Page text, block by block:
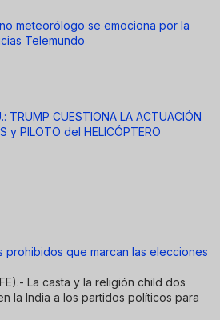
meteorólogo se emociona por la
Telemundo
TRUMP CUESTIONA LA ACTUACIÓN
y PILOTO del HELICÓPTERO
prohibidos que marcan las elecciones
La casta y la religión child dos
la India a los partidos políticos para